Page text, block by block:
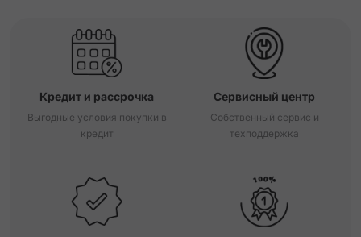
Кредит и рассрочка
Выгодные условия покупки в
кредит
Сервисный центр
Собственный сервис и
техподдержка